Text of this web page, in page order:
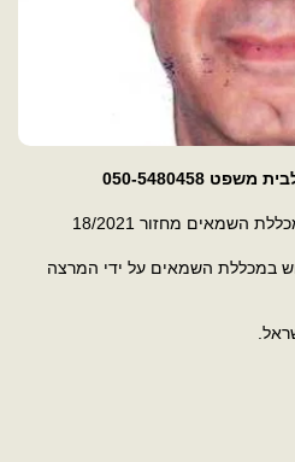
050-5480458
השמאים מחזור 18/2021
במכללת השמאים על ידי המרצה